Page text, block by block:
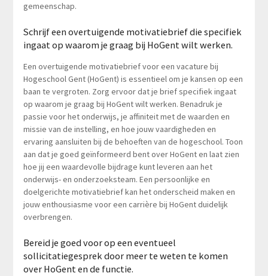
gemeenschap.
Schrijf een overtuigende motivatiebrief die specifiek
ingaat op waarom je graag bij HoGent wilt werken.
Een overtuigende motivatiebrief voor een vacature bij
Hogeschool Gent (HoGent) is essentieel om je kansen op een
baan te vergroten. Zorg ervoor dat je brief specifiek ingaat
op waarom je graag bij HoGent wilt werken. Benadruk je
passie voor het onderwijs, je affiniteit met de waarden en
missie van de instelling, en hoe jouw vaardigheden en
ervaring aansluiten bij de behoeften van de hogeschool. Toon
aan dat je goed geïnformeerd bent over HoGent en laat zien
hoe jij een waardevolle bijdrage kunt leveren aan het
onderwijs- en onderzoeksteam. Een persoonlijke en
doelgerichte motivatiebrief kan het onderscheid maken en
jouw enthousiasme voor een carrière bij HoGent duidelijk
overbrengen.
Bereid je goed voor op een eventueel
sollicitatiegesprek door meer te weten te komen
over HoGent en de functie.